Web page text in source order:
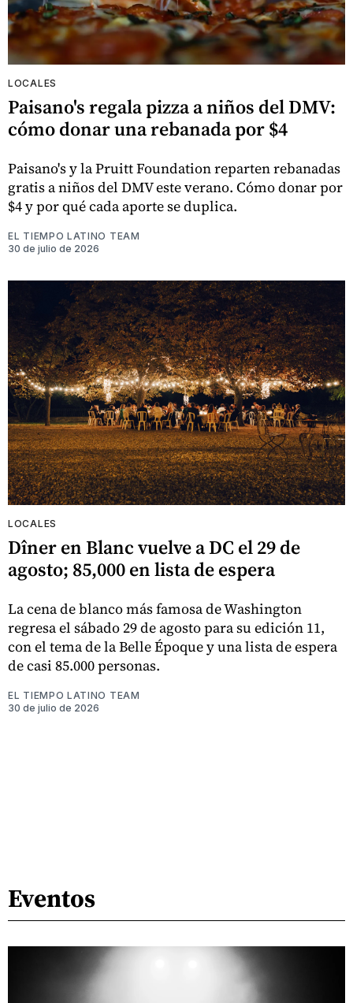
LOCALES
Paisano's regala pizza a niños del DMV:
cómo donar una rebanada por $4
Paisano's y la Pruitt Foundation reparten rebanadas
gratis a niños del DMV este verano. Cómo donar por
$4 y por qué cada aporte se duplica.
EL TIEMPO LATINO TEAM
30 de julio de 2026
LOCALES
Dîner en Blanc vuelve a DC el 29 de
agosto; 85,000 en lista de espera
La cena de blanco más famosa de Washington
regresa el sábado 29 de agosto para su edición 11,
con el tema de la Belle Époque y una lista de espera
de casi 85.000 personas.
EL TIEMPO LATINO TEAM
30 de julio de 2026
Eventos